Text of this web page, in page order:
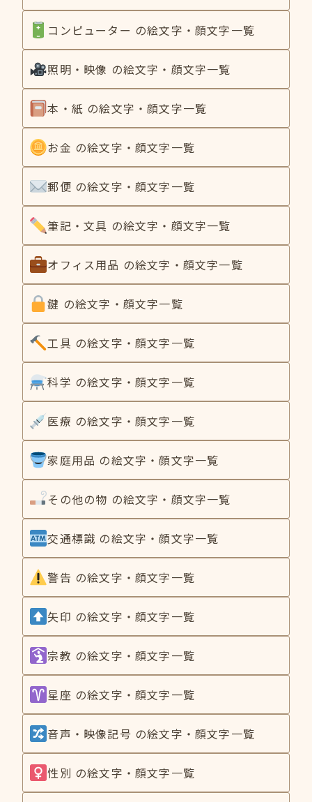
コンピューター の絵文字・顔文字一覧
照明・映像 の絵文字・顔文字一覧
本・紙 の絵文字・顔文字一覧
お金 の絵文字・顔文字一覧
郵便 の絵文字・顔文字一覧
筆記・文具 の絵文字・顔文字一覧
オフィス用品 の絵文字・顔文字一覧
鍵 の絵文字・顔文字一覧
工具 の絵文字・顔文字一覧
科学 の絵文字・顔文字一覧
医療 の絵文字・顔文字一覧
家庭用品 の絵文字・顔文字一覧
その他の物 の絵文字・顔文字一覧
交通標識 の絵文字・顔文字一覧
警告 の絵文字・顔文字一覧
矢印 の絵文字・顔文字一覧
宗教 の絵文字・顔文字一覧
星座 の絵文字・顔文字一覧
音声・映像記号 の絵文字・顔文字一覧
性別 の絵文字・顔文字一覧